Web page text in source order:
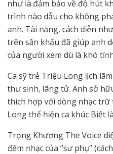
như là đảm bảo về độ hút
trình nào dẫu cho không
anh. Tài năng, cách diễn
trên sân khấu đã giúp anh
của người xem dù là khó
Ca sỹ trẻ Triệu Long lịch
thư sinh, lãng tử. Anh sở
thích hợp với dòng nhạc
Long thể hiện ca khúc Biết
Trọng Khương The Voice
đêm nhạc của “sư phụ”